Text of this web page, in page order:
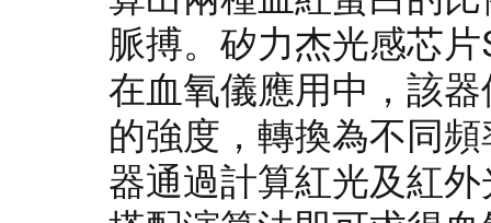
脈搏。矽力杰光感芯
在血氧儀應用中，該
的強度，轉換為不同
器通過計算紅光及紅